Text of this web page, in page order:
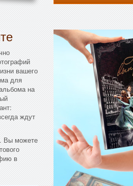
вашего
для
на
ждут
Вы можете
в